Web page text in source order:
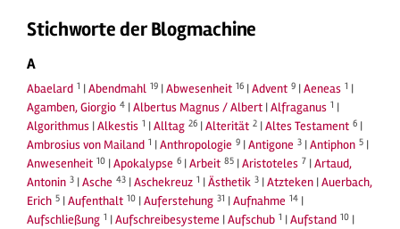
Stichworte der Blogmachine
A
Abaelard 1 |Abendmahl 19 |Abwesenheit 16 |Advent 9 |Aeneas 1 |
Agamben, Giorgio 4 |Albertus Magnus / Albert |Alfraganus 1 |
Algorithmus |Alkestis 1 |Alltag 26 |Alterität 2 |Altes Testament 6 |
Ambrosius von Mailand 1 |Anthropologie 9 |Antigone 3 |Antiphon 5 |
Anwesenheit 10 |Apokalypse 6 |Arbeit 85 |Aristoteles 7 |Artaud,
Antonin 3 |Asche 43 |Aschekreuz 1 |Ästhetik 3 |Atzteken |Auerbach,
Erich 5 |Aufenthalt 10 |Auferstehung 31 |Aufnahme 14 |
Aufschließung 1 |Aufschreibesysteme |Aufschub 1 |Aufstand 10 |